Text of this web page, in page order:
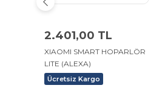
2.401,00 TL
XIAOMI SMART HOPARLÖR
LITE (ALEXA)
Ücretsiz Kargo